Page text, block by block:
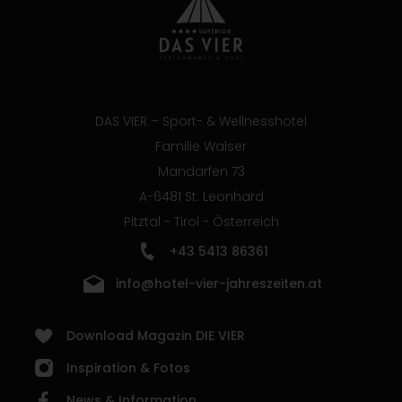
DAS VIER – Sport- & Wellnesshotel
Familie Walser
Mandarfen 73
A-6481 St. Leonhard
Pitztal - Tirol - Österreich
+43 5413 86361
info@hotel-vier-jahreszeiten.at
Download Magazin DIE VIER
Inspiration & Fotos